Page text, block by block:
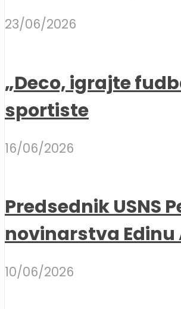
23/06/2026
„Deco, igrajte
sportiste
16/06/2026
Predsednik USNS
novinarstva Edinu
10/06/2026